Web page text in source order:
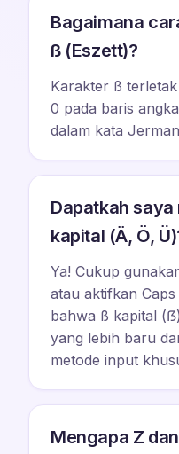
Bagaimana
ß (Eszett)?
Karakter ß
0 pada baris
dalam kata
Dapatkah
kapital (Ä, Ö,
Ya! Cukup
atau aktifkan
bahwa ß kapital
yang lebih baru
metode input
Mengapa Z